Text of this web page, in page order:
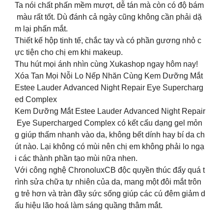
Ta nói chất phấn mềm mượt, dễ tán mà còn có độ bám
màu rất tốt. Dù đánh cả ngày cũng không cần phải dặ
m lại phấn mắt.
Thiết kế hộp tinh tế, chắc tay và có phần gương nhỏ c
ực tiện cho chị em khi makeup.
Thu hút mọi ánh nhìn cùng Xukashop ngay hôm nay!
Xóa Tan Mọi Nỗi Lo Nếp Nhăn Cùng Kem Dưỡng Mắt
Estee Lauder Advanced Night Repair Eye Supercharg
ed Complex
Kem Dưỡng Mắt Estee Lauder Advanced Night Repair
Eye Supercharged Complex có kết cấu dạng gel mỏn
g giúp thấm nhanh vào da, không bết dính hay bí da ch
út nào. Lại không có mùi nên chị em không phải lo ngạ
i các thành phần tạo mùi nữa nhen.
Với công nghệ ChronoluxCB độc quyền thúc đẩy quá t
rình sửa chữa tự nhiên của da, mang một đôi mắt trôn
g trẻ hơn và tràn đầy sức sống giúp các cú đêm giảm d
ấu hiệu lão hoá làm sáng quầng thâm mắt.